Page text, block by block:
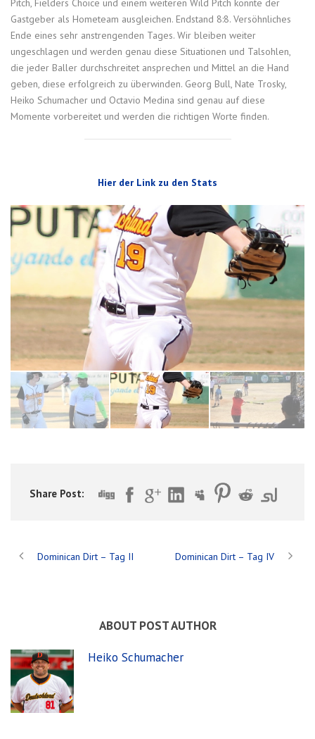
Pitch, Fielders Choice und einem weiteren Wild Pitch konnte der
Gastgeber als Hometeam ausgleichen. Endstand 8:8. Versöhnliches
Ende eines sehr anstrengenden Tages. Wir bleiben weiter
ungeschlagen und werden genau diese Situationen und Talsohlen,
die jeder Baller durchschreitet ansprechen und Mittel an die Hand
geben, diese erfolgreich zu überwinden. Georg Bull, Nate Trosky,
Heiko Schumacher und Octavio Medina sind genau auf diese
Momente vorbereitet und werden die richtigen Worte finden.
Hier der Link zu den Stats
Share Post:
Dominican Dirt – Tag II Dominican Dirt – Tag IV
ABOUT POST AUTHOR
Heiko Schumacher